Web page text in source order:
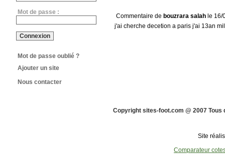
Mot de passe :
Mot de passe oublié ?
Ajouter un site
Nous contacter
Commentaire de bouzrara salah le 16/
j'ai cherche decetion a paris j'ai 13an
Copyright sites-foot.com @ 2007
Site
Comparateur